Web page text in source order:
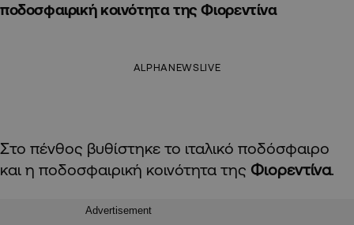
ποδοσφαιρική κοινότητα της Φιορεντίνα
ALPHANEWSLIVE
Στο πένθος βυθίστηκε το ιταλικό ποδόσφαιρο
και η ποδοσφαιρική κοινότητα της Φιορεντίνα.
Advertisement